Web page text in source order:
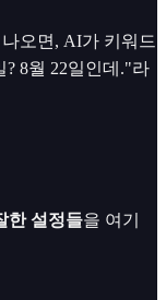
오면, AI가 키워드
8월 22일인데."라
한 설정들을 여기